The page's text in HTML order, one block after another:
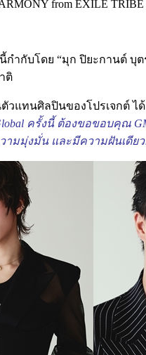
นี้กำกับโดย “มุก ปิยะกาน
ติ
วแทนศิลปินของโปรเจกต์
ครั้งนี้ ต้องขอขอบคุณ
ามมุ่งมั่น และมีความฝันเดีย